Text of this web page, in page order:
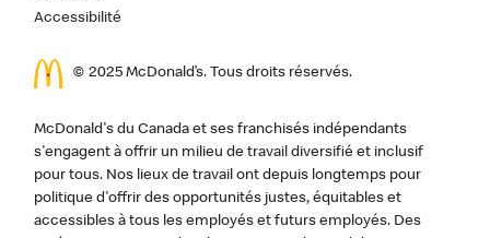
Accessibilité
© 2025 McDonald’s. Tous droits réservés.
McDonald's du Canada et ses franchisés indépendants
s'engagent à offrir un milieu de travail diversifié et inclusif
pour tous. Nos lieux de travail ont depuis longtemps pour
politique d'offrir des opportunités justes, équitables et
accessibles à tous les employés et futurs employés. Des